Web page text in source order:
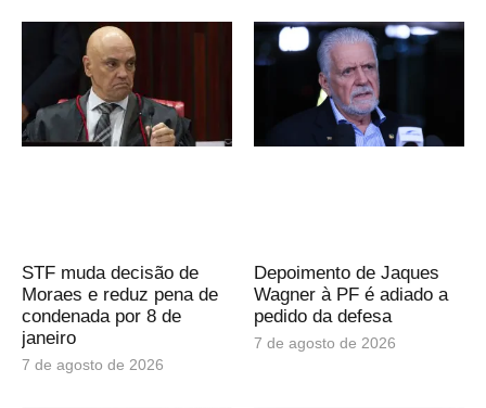
STF muda decisão de
Moraes e reduz pena de
condenada por 8 de
janeiro
7 de agosto de 2026
Depoimento de Jaques
Wagner à PF é adiado a
pedido da defesa
7 de agosto de 2026